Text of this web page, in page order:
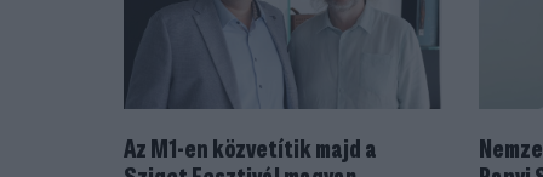
Az M1-en közvetítik majd a